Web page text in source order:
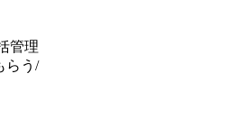
管理
らう /